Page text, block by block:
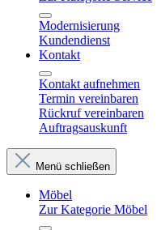
Modernisierung
Kundendienst
Kontakt
Kontakt aufnehmen
Termin vereinbaren
Rückruf vereinbaren
Auftragsauskunft
Menü schließen
Möbel
Zur Kategorie Möbel